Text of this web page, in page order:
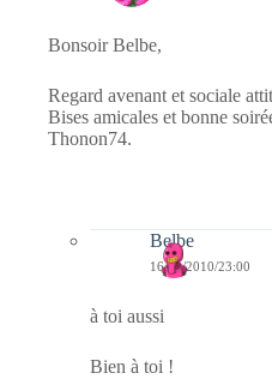
Bonsoir Belbe,
Regard avenant et sociale
Bises amicales et bonne
Thonon74.
Belbe
16/09/2010/23:00
à toi aussi
Bien à toi !